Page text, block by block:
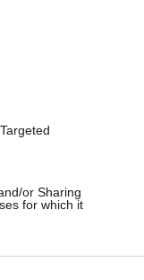
or Sharing
for which it